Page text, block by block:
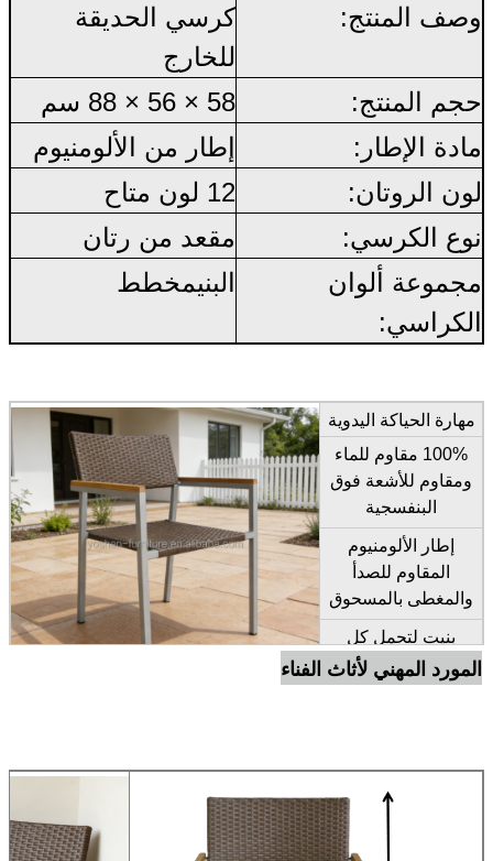
وصف المنتج:
كرسي الحديقة
للخارج
حجم المنتج:
58 × 56 × 88 سم
مادة الإطار:
إطار من الألومنيوم
لون الروتان:
12 لون متاح
نوع الكرسي:
مقعد من رتان
مجموعة ألوان
الكراسي:
البنيمخطط
مهارة الحياكة اليدوية
100% مقاوم للماء
ومقاوم للأشعة فوق
البنفسجية
إطار الألومنيوم
المقاوم للصدأ
والمغطى بالمسحوق
بنيت لتحمل كل
الظروف الجوية
المورد المهني لأثاث الفناء